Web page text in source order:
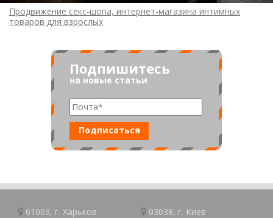
Продвижение секс-шопа, интернет-магазина интимных
товаров для взрослых
Подпишитесь
на новые статьи
61003, г.Харьков
03038, г. Киев